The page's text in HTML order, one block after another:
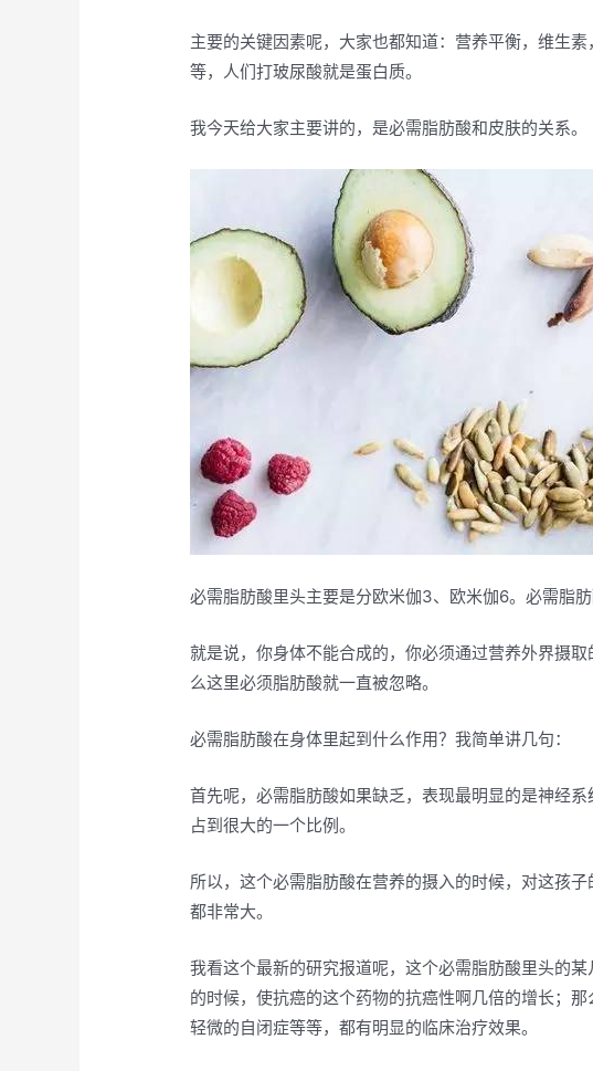
主要的关键因素呢，大家也都知道：营养平衡，维生
等，人们打玻尿酸就是蛋白质。
我今天给大家主要讲的，是必需脂肪酸和皮肤的关系。
必需脂肪酸里头主要是分欧米伽3、欧米伽6。必需脂肪
就是说，你身体不能合成的，你必须通过营养外界摄
么这里必须脂肪酸就一直被忽略。
必需脂肪酸在身体里起到什么作用？我简单讲几句：
首先呢，必需脂肪酸如果缺乏，表现最明显的是神经
占到很大的一个比例。
所以，这个必需脂肪酸在营养的摄入的时候，对这孩
都非常大。
我看这个最新的研究报道呢，这个必需脂肪酸里头的
的时候，使抗癌的这个药物的抗癌性啊几倍的增长；那
轻微的自闭症等等，都有明显的临床治疗效果。